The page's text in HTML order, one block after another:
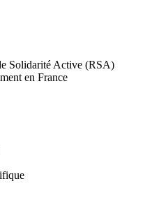
Solidarité Active (RSA)
en France